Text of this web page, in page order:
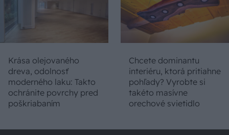
Krása olejovaného
dreva, odolnosť
moderného laku: Takto
ochránite povrchy pred
poškriabaním
Chcete dominantu
interiéru, ktorá pritiahne
pohľady? Vyrobte si
takéto masívne
orechové svietidlo